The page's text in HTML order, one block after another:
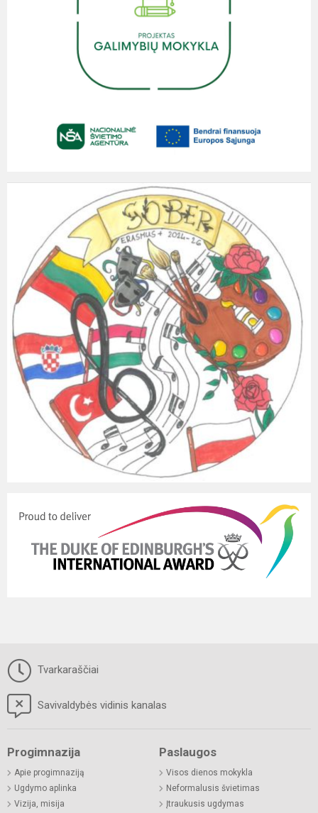
Tvarkaraščiai
Savivaldybės vidinis kanalas
Progimnazija
Apie progimnaziją
Ugdymo aplinka
Vizija, misija
Paslaugos
Visos dienos mokykla
Neformalusis švietimas
Įtraukusis ugdymas